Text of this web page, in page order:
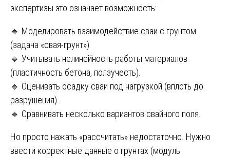
экспертизы это означает возможность:
🔹 Моделировать взаимодействие сваи с грунтом
(задача «свая-грунт»).
🔹 Учитывать нелинейность работы материалов
(пластичность бетона, ползучесть).
🔹 Оценивать осадку сваи под нагрузкой (вплоть до
разрушения).
🔹 Сравнивать несколько вариантов свайного поля.
Но просто нажать «рассчитать» недостаточно. Нужно
ввести корректные данные о грунтах (модуль